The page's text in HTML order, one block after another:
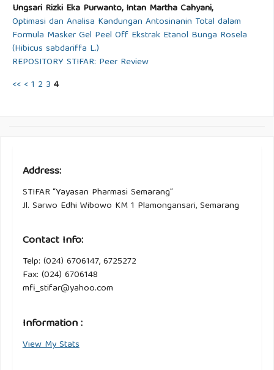
Ungsari Rizki Eka Purwanto, Intan Martha Cahyani,
Optimasi dan Analisa Kandungan Antosinanin Total dalam
Formula Masker Gel Peel Off Ekstrak Etanol Bunga Rosela
(Hibicus sabdariffa L.)
REPOSITORY STIFAR: Peer Review
<< <1 2 3 4
Address:
STIFAR “Yayasan Pharmasi Semarang”
Jl. Sarwo Edhi Wibowo KM 1 Plamongansari, Semarang
Contact Info:
Telp: (024) 6706147, 6725272
Fax: (024) 6706148
mfi_stifar@yahoo.com
Information :
View My Stats